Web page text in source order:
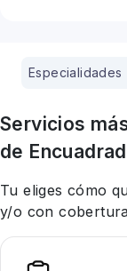
Especialidades
Servicios
de
Tu eliges cómo
y/o con